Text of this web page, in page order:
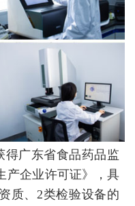
得广东省食品药品监
产企业许可证》，具
质、2类检验设备的